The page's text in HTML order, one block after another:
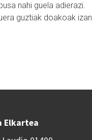
nahi guela adierazi.
guztiak doakoak
Elkartea